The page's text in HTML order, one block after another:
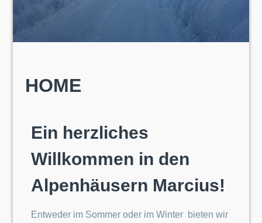
HOME
Ein herzliches
Willkommen in den
Alpenhäusern Marcius!
Entweder im Sommer oder im Winter bieten wir